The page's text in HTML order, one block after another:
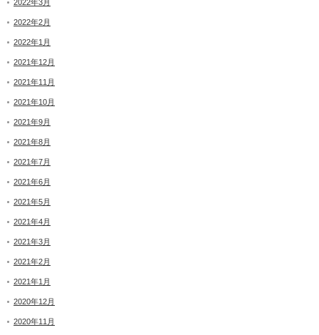
2022年3月
2022年2月
2022年1月
2021年12月
2021年11月
2021年10月
2021年9月
2021年8月
2021年7月
2021年6月
2021年5月
2021年4月
2021年3月
2021年2月
2021年1月
2020年12月
2020年11月